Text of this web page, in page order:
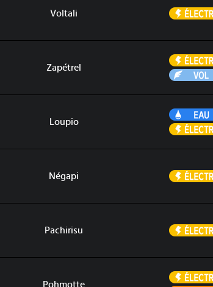
Voltali
Zapétrel
Loupio
Négapi
Pachirisu
Pohmotte